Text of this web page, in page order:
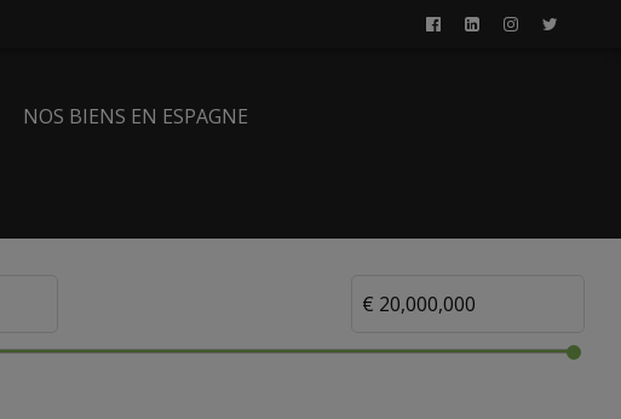
NOS BIENS EN ESPAGNE